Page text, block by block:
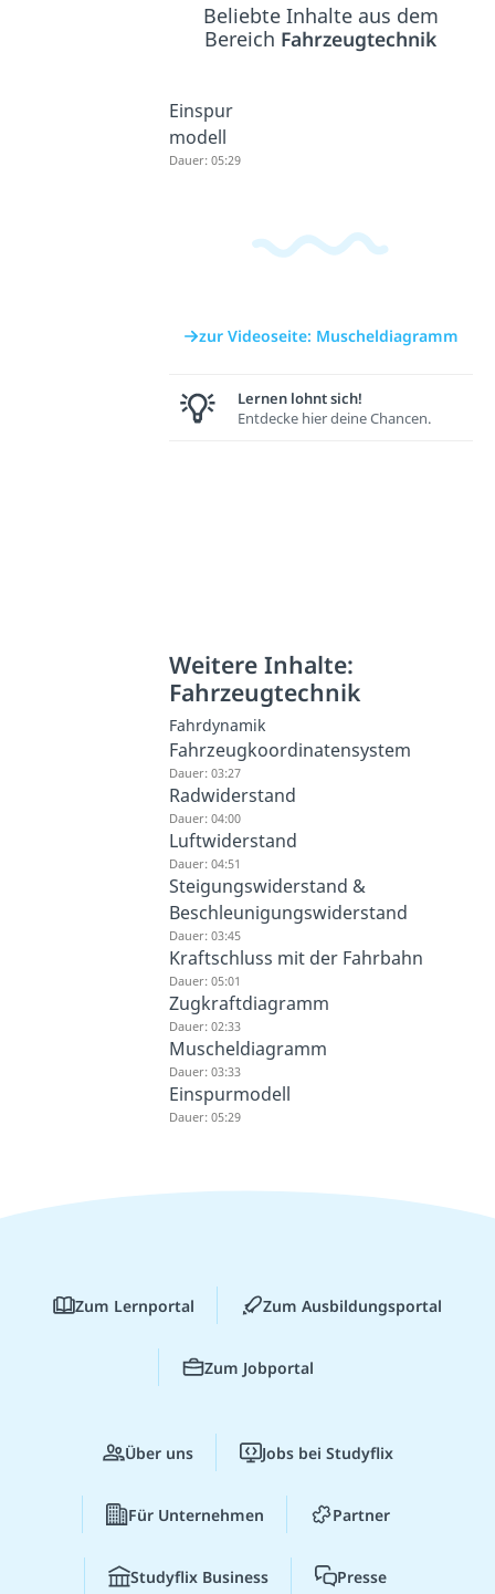
Beliebte Inhalte aus dem
Bereich Fahrzeugtechnik
Einspur
modell
Dauer: 05:29
zur Videoseite: Muscheldiagramm
Lernen lohnt sich!
Entdecke hier deine Chancen.
Weitere Inhalte:
Fahrzeugtechnik
Fahrdynamik
Fahrzeugkoordinatensystem
Dauer: 03:27
Radwiderstand
Dauer: 04:00
Luftwiderstand
Dauer: 04:51
Steigungswiderstand &
Beschleunigungswiderstand
Dauer: 03:45
Kraftschluss mit der Fahrbahn
Dauer: 05:01
Zugkraftdiagramm
Dauer: 02:33
Muscheldiagramm
Dauer: 03:33
Einspurmodell
Dauer: 05:29
Zum Lernportal Zum Ausbildungsportal
Zum Jobportal
Über uns Jobs bei Studyflix
Für Unternehmen Partner
Studyflix Business Presse